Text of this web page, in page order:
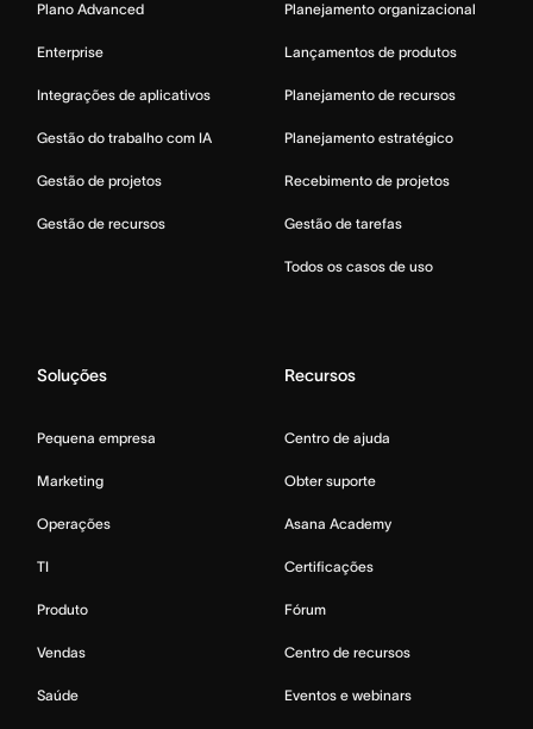
Plano Advanced
Enterprise
Integrações de aplicativos
Gestão do trabalho com IA
Gestão de projetos
Gestão de recursos
Planejamento organizacional
Lançamentos de produtos
Planejamento de recursos
Planejamento estratégico
Recebimento de projetos
Gestão de tarefas
Todos os casos de uso
Soluções
Pequena empresa
Marketing
Operações
TI
Produto
Vendas
Saúde
Recursos
Centro de ajuda
Obter suporte
Asana Academy
Certificações
Fórum
Centro de recursos
Eventos e webinars